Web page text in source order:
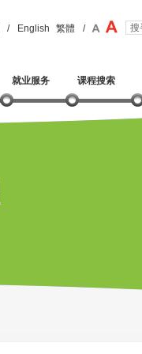
/ English 繁體 /
就业服务 课程搜索